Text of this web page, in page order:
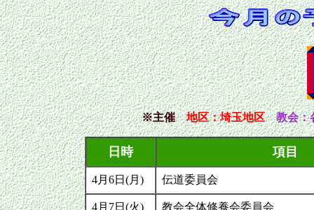
※主催 地区：埼玉地区 教会：
日時 項目
4月6日(月) 伝道委員会
4月7日(火) 教会全体修養会委員会